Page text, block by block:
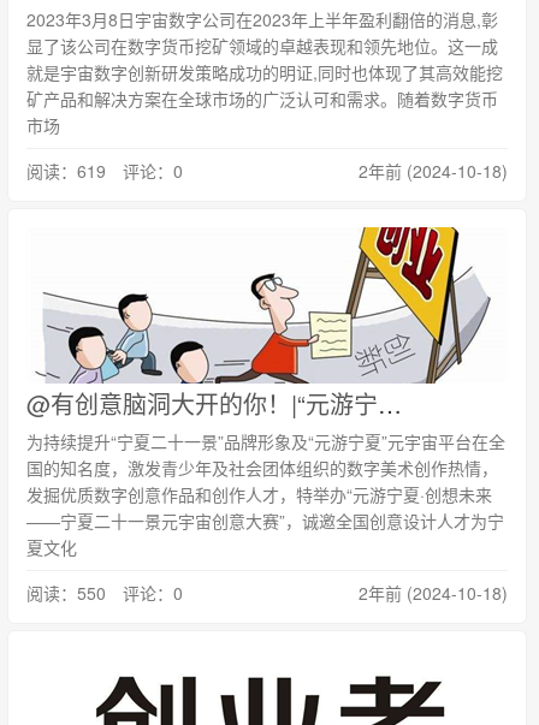
2023年3月8日宇宙数字公司在2023年上半年盈利翻倍的消息,彰
显了该公司在数字货币挖矿领域的卓越表现和领先地位。这一成
就是宇宙数字创新研发策略成功的明证,同时也体现了其高效能挖
矿产品和解决方案在全球市场的广泛认可和需求。随着数字货币
市场
阅读：619 评论：0
2年前 (2024-10-18)
@有创意脑洞大开的你！|“元游宁夏·创想未来”元宇宙创意大赛正式启动！
为持续提升“宁夏二十一景”品牌形象及“元游宁夏”元宇宙平台在全
国的知名度，激发青少年及社会团体组织的数字美术创作热情，
发掘优质数字创意作品和创作人才，特举办“元游宁夏·创想未来
——宁夏二十一景元宇宙创意大赛”，诚邀全国创意设计人才为宁
夏文化
阅读：550 评论：0
2年前 (2024-10-18)